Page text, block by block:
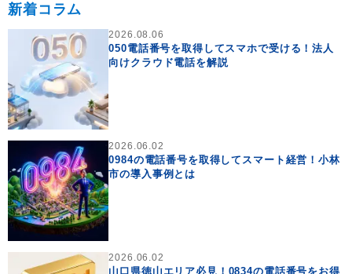
新着コラム
2026.08.06
050電話番号を取得してスマホで受ける！法人
向けクラウド電話を解説
2026.06.02
0984の電話番号を取得してスマート経営！小林
市の導入事例とは
2026.06.02
山口県徳山エリア必見！0834の電話番号をお得